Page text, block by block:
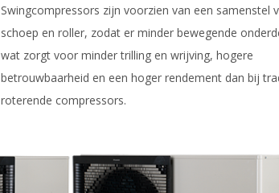
Swingcompressors zijn voorzien van een samenstel
schoep en roller, zodat er minder bewegende
wat zorgt voor minder trilling en wrijving, hogere
betrouwbaarheid en een hoger rendement dan bij
roterende compressors.